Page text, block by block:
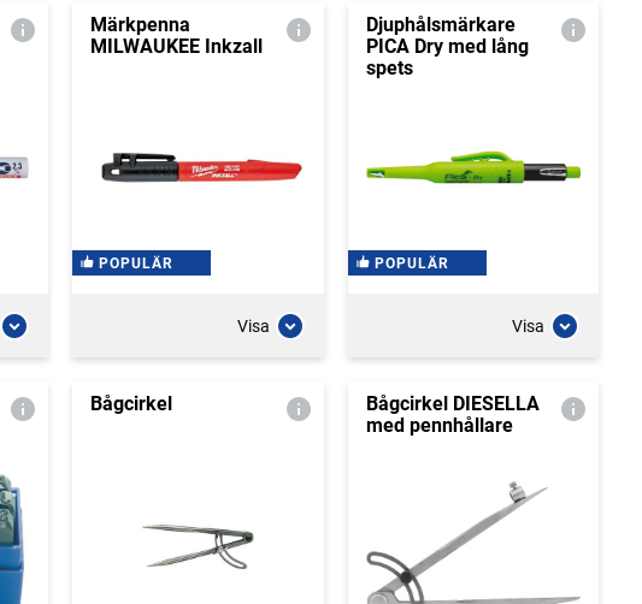
Märkpenna
MILWAUKEE Inkzall
POPULÄR
Visa
Djuphålsmärkare
PICA Dry med lång
spets
POPULÄR
Visa
Bågcirkel
Bågcirkel DIESELLA
med pennhållare